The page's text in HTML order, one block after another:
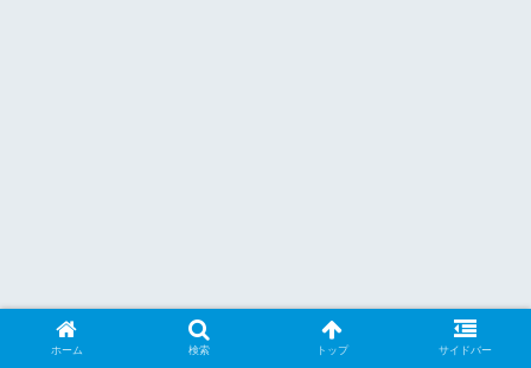
ホーム 検索 トップ サイドバー